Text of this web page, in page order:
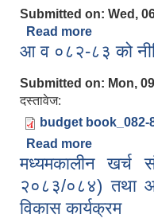
Submitted on: Wed,
Read more
आ व ०८२-८३ को
Submitted on: Mon,
दस्तावेज:
budget book_082-
Read more
मध्यमकालीन
२०८३/०८४) तथा
विकास कार्यक्रम